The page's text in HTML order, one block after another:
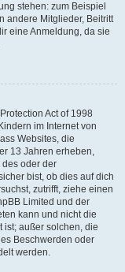
stehen: zum Beispiel
andere Mitglieder, Beitritt
eine Anmeldung, da sie
Act of 1998
im Internet von
Websites, die
13 Jahren erheben,
oder der
bist, ob dies auf dich
zutrifft, ziehe einen
Limited und der
kann und nicht die
ist; außer solchen, die
Beschwerden oder
werden.